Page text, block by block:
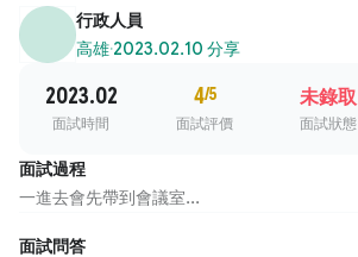
行政人員
高雄·2023.02.10 分享
2023.02
面試時間
4/5
面試評價
未錄取
面試狀態
面試過程
一進去會先帶到會議室...
面試問答